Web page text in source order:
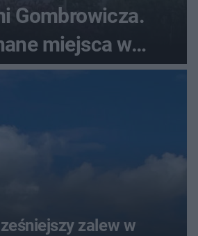
Gombrowicza.
miejsca w
zalew w